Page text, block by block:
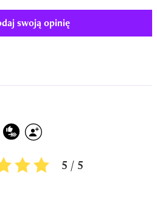
swoją opinię
5 / 5